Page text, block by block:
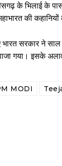
के भिलाई के
की
सरकार ने
गया। इसके
MODI